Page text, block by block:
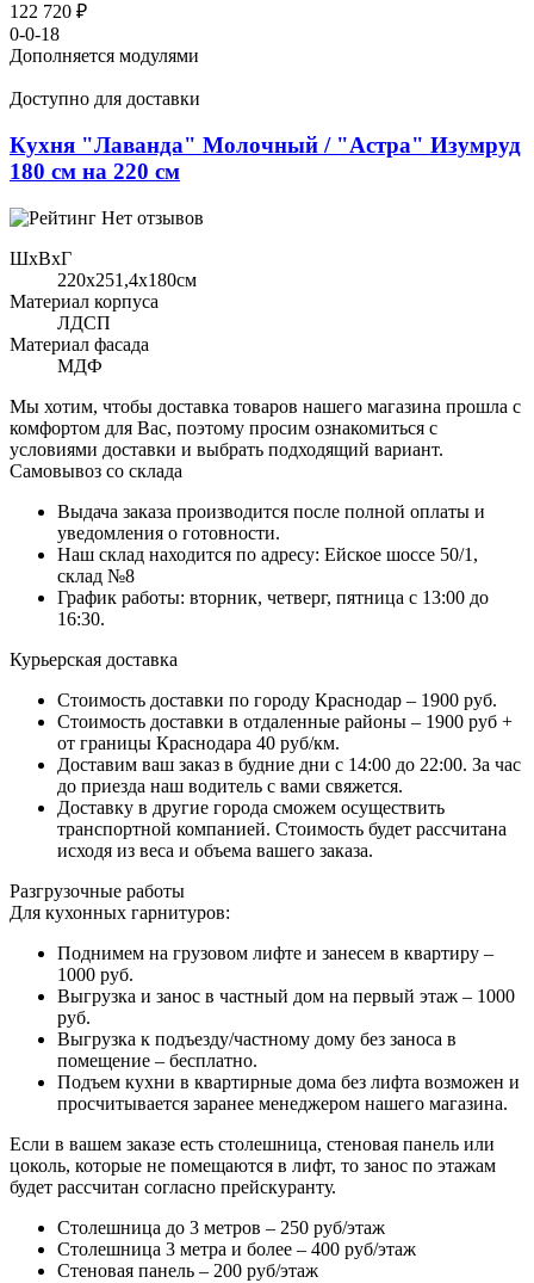
122 720 ₽
0-0-18
Дополняется модулями
Доступно для доставки
Кухня "Лаванда" Молочный / "Астра" Изумруд
180 см на 220 см
Нет отзывов
ШхВхГ
220x251,4х180см
Материал корпуса
ЛДСП
Материал фасада
МДФ
Мы хотим, чтобы доставка товаров нашего магазина прошла с
комфортом для Вас, поэтому просим ознакомиться с
условиями доставки и выбрать подходящий вариант.
Самовывоз со склада
Выдача заказа производится после полной оплаты и
уведомления о готовности.
Наш склад находится по адресу: Ейское шоссе 50/1,
склад №8
График работы: вторник, четверг, пятница с 13:00 до
16:30.
Курьерская доставка
Стоимость доставки по городу Краснодар – 1900 руб.
Стоимость доставки в отдаленные районы – 1900 руб +
от границы Краснодара 40 руб/км.
Доставим ваш заказ в будние дни с 14:00 до 22:00. За час
до приезда наш водитель с вами свяжется.
Доставку в другие города сможем осуществить
транспортной компанией. Стоимость будет рассчитана
исходя из веса и объема вашего заказа.
Разгрузочные работы
Для кухонных гарнитуров:
Поднимем на грузовом лифте и занесем в квартиру –
1000 руб.
Выгрузка и занос в частный дом на первый этаж – 1000
руб.
Выгрузка к подъезду/частному дому без заноса в
помещение – бесплатно.
Подъем кухни в квартирные дома без лифта возможен и
просчитывается заранее менеджером нашего магазина.
Если в вашем заказе есть столешница, стеновая панель или
цоколь, которые не помещаются в лифт, то занос по этажам
будет рассчитан согласно прейскуранту.
Столешница до 3 метров – 250 руб/этаж
Столешница 3 метра и более – 400 руб/этаж
Стеновая панель – 200 руб/этаж